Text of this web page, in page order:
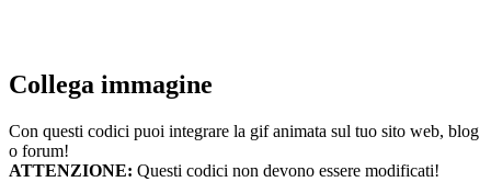
Collega immagine
Con questi codici puoi integrare la gif animata sul tuo sito web, blog
o forum!
ATTENZIONE: Questi codici non devono essere modificati!